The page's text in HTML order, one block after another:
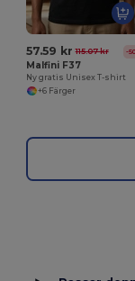
57.59 kr 115.07 kr -
Malfini F37
Ny gratis Unisex T-shirt
+6 Färger